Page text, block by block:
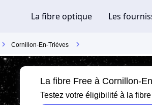
Cornillon-En-Trièves
La fibre Free à Cornillon-
Testez votre éligibilité à la